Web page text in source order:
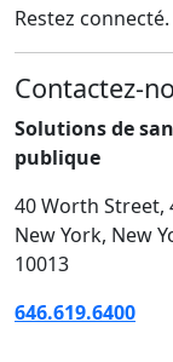
Restez
Contactez-
Solutions de
publique
40 Worth Street,
New York, New
10013
646.619.6400